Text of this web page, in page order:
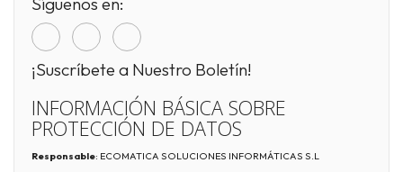
¡Suscríbete a Nuestro Boletín!
INFORMACIÓN BÁSICA SOBRE
PROTECCIÓN DE DATOS
Responsable: ECOMATICA SOLUCIONES INFORMÁTICAS S.L